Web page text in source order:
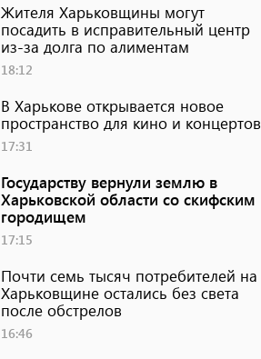
Жителя Харьковщины могут
посадить в исправительный центр
из-за долга по алиментам
18:12
В Харькове открывается новое
пространство для кино и концертов
17:31
Государству вернули землю в
Харьковской области со скифским
городищем
17:15
Почти семь тысяч потребителей на
Харьковщине остались без света
после обстрелов
16:46